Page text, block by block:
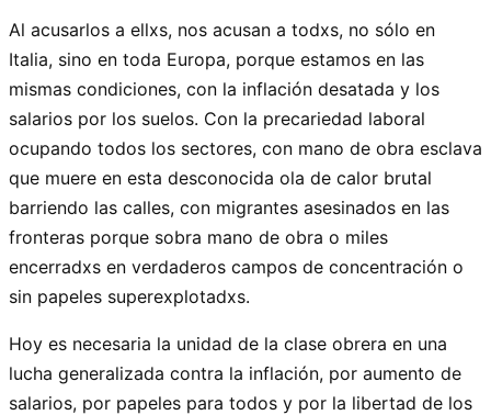
Al acusarlos a ellxs, nos acusan a todxs, no sólo en
Italia, sino en toda Europa, porque estamos en las
mismas condiciones, con la inflación desatada y los
salarios por los suelos. Con la precariedad laboral
ocupando todos los sectores, con mano de obra esclava
que muere en esta desconocida ola de calor brutal
barriendo las calles, con migrantes asesinados en las
fronteras porque sobra mano de obra o miles
encerradxs en verdaderos campos de concentración o
sin papeles superexplotadxs.
Hoy es necesaria la unidad de la clase obrera en una
lucha generalizada contra la inflación, por aumento de
salarios, por papeles para todos y por la libertad de los